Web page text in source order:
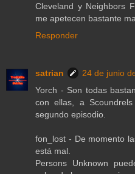
Cleveland y Neighbors
me apetecen bastante
Responder
satrian
24 de junio
Yorch - Son todas
con ellas, a
segundo episodio.
fon_lost - De momento
está mal.
Persons Unknown